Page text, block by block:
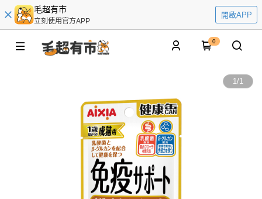
毛超有市
立刻使用官方APP
開啟APP
0
1/1